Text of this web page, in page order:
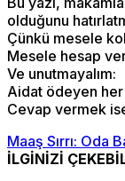
olduğunu
Çünkü mesele
Mesele hesap
Ve unutmayalım:
Aidat ödeyen her
Cevap vermek
Maaş Sırrı: Oda
İLGİNİZİ